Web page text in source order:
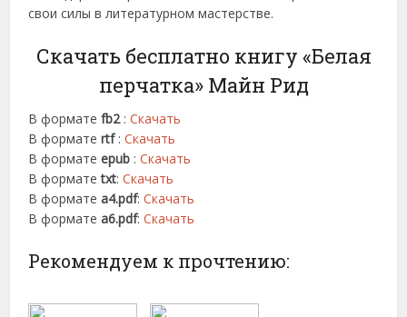
свои силы в литературном мастерстве.
Скачать бесплатно книгу «Белая
перчатка» Майн Рид
В форматеfb2:Скачать
В форматеrtf :Скачать
В форматеepub :Скачать
В форматеtxt:Скачать
В форматеa4.pdf:Скачать
В форматеa6.pdf:Скачать
Рекомендуем к прочтению: